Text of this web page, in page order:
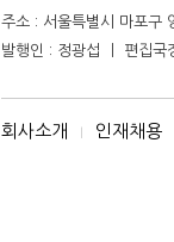
주소 : 서울특별시 마포구
발행인 : 정광섭 ㅣ 편집
회사소개 I 인재채용